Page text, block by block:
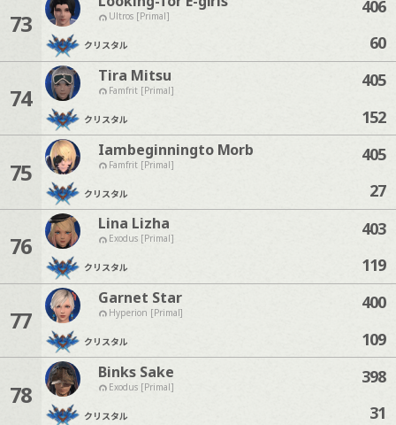
73 Ultros [Primal]
クリスタル
406
60
74
Tira Mitsu
Famfrit [Primal]
クリスタル
405
152
75
Iambeginningto Morb
Famfrit [Primal]
クリスタル
405
27
76
Lina Lizha
Exodus [Primal]
クリスタル
403
119
77
Garnet Star
Hyperion [Primal]
クリスタル
400
109
78
Binks Sake
Exodus [Primal]
クリスタル
398
31